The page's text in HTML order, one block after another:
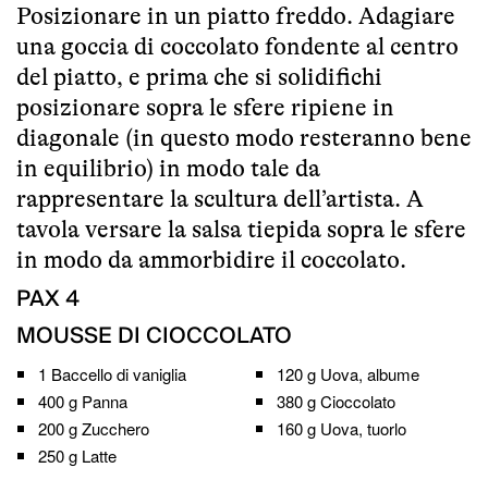
Posizionare in un piatto freddo. Adagiare
una goccia di coccolato fondente al centro
del piatto, e prima che si solidifichi
posizionare sopra le sfere ripiene in
diagonale (in questo modo resteranno bene
in equilibrio) in modo tale da
rappresentare la scultura dell’artista. A
tavola versare la salsa tiepida sopra le sfere
in modo da ammorbidire il coccolato.
PAX4
MOUSSE DI CIOCCOLATO
1 Baccello di vaniglia 120 g Uova, albume
400 g Panna 380 gCioccolato
200 gZucchero 160 g Uova, tuorlo
250 g Latte